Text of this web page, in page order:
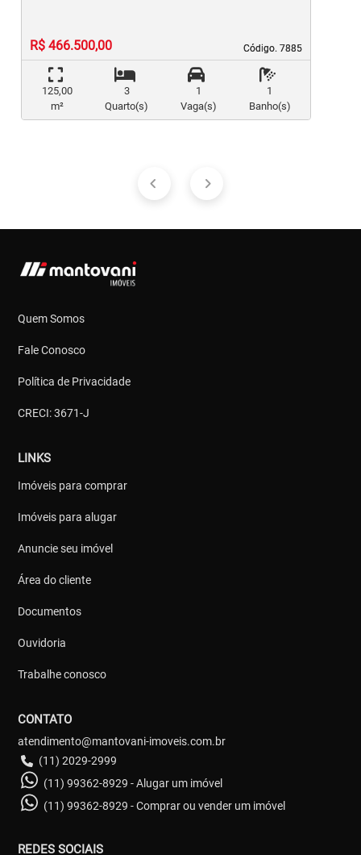
Código. 7885
Código. 7885
R$ 466.500,00
125,00
m²
3
Quarto(s)
1
Vaga(s)
1
Banho(s)
Quem Somos
Fale Conosco
Política de Privacidade
CRECI: 3671-J
LINKS
Imóveis para comprar
Imóveis para alugar
Anuncie seu imóvel
Área do cliente
Documentos
Ouvidoria
Trabalhe conosco
CONTATO
atendimento@mantovani-imoveis.com.br
(11) 2029-2999
(11) 99362-8929 - Alugar um imóvel
(11) 99362-8929 - Comprar ou vender um imóvel
REDES SOCIAIS